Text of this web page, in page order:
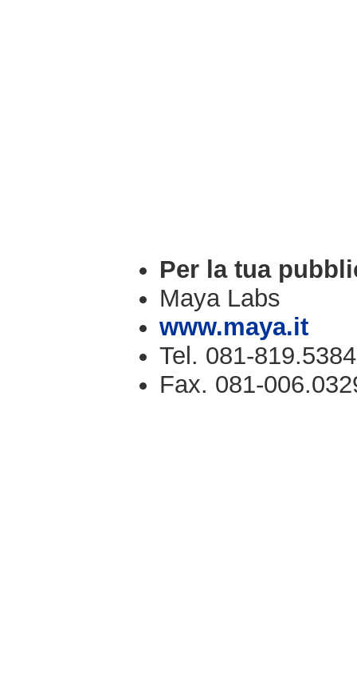
Per la tua
Maya Labs
www.maya.it
Tel. 081-819.5384
Fax. 081-